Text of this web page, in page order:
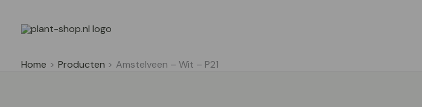
Home Producten
Amstelveen – Wit – P21